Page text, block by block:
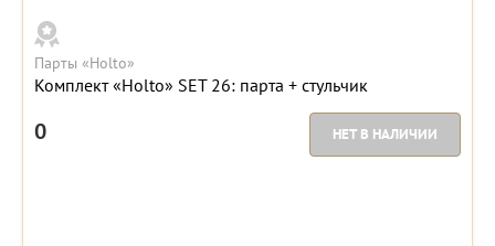
Парты «Holto»
Комплект «Holto» SET 26: парта + стульчик
0 НЕТ В НАЛИЧИИ